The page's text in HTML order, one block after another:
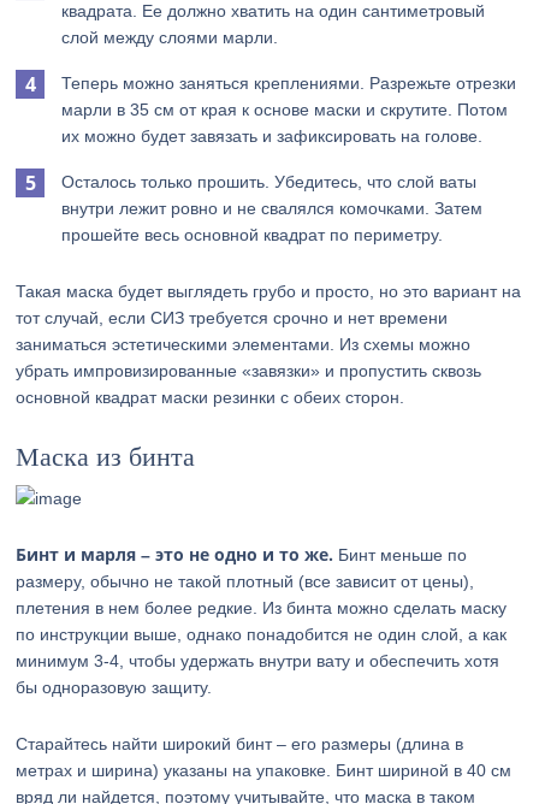
квадрата. Ее должно хватить на один сантиметровый
слой между слоями марли.
Теперь можно заняться креплениями. Разрежьте отрезки
марли в 35 см от края к основе маски и скрутите. Потом
их можно будет завязать и зафиксировать на голове.
Осталось только прошить. Убедитесь, что слой ваты
внутри лежит ровно и не свалялся комочками. Затем
прошейте весь основной квадрат по периметру.
Такая маска будет выглядеть грубо и просто, но это вариант на
тот случай, если СИЗ требуется срочно и нет времени
заниматься эстетическими элементами. Из схемы можно
убрать импровизированные «завязки» и пропустить сквозь
основной квадрат маски резинки с обеих сторон.
Маска из бинта
Бинт и марля – это не одно и то же. Бинт меньше по
размеру, обычно не такой плотный (все зависит от цены),
плетения в нем более редкие. Из бинта можно сделать маску
по инструкции выше, однако понадобится не один слой, а как
минимум 3-4, чтобы удержать внутри вату и обеспечить хотя
бы одноразовую защиту.
Старайтесь найти широкий бинт – его размеры (длина в
метрах и ширина) указаны на упаковке. Бинт шириной в 40 см
вряд ли найдется, поэтому учитывайте, что маска в таком